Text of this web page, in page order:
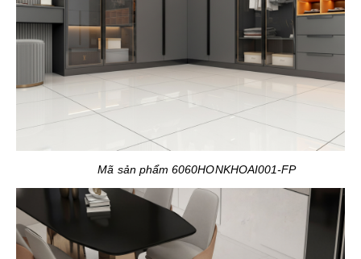
Mã sản phẩm 6060HONKHOAI001-FP